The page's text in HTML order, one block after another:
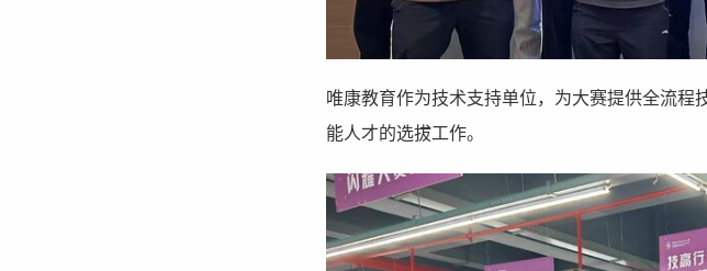
唯康教育作为技术支持单位，为大赛提供全流
能人才的选拔工作。